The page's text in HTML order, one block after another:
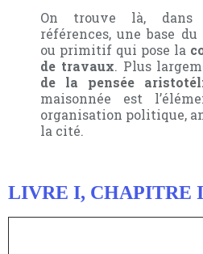
On trouve là, dans
références, une base
ou primitif qui pose la
de travaux. Plus
de la pensée
maisonnée est
organisation politique,
la cité.
LIVRE I, CHAPITRE